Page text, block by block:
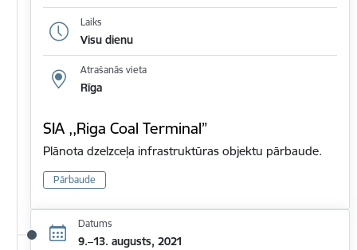
Laiks
Visu dienu
Atrašanās vieta
Rīga
SIA ,,Riga Coal Terminal”
Plānota dzelzceļa infrastruktūras objektu pārbaude.
Pārbaude
Datums
9.–13. augusts, 2021